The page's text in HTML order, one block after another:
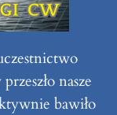
nasze
bawiło